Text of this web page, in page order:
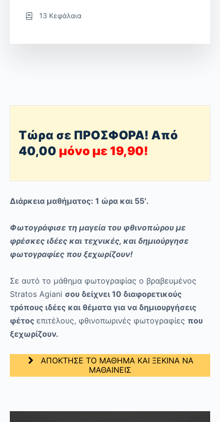
Τώρα σε ΠΡΟΣΦΟΡΑ! Από
40,00 μόνο με 19,90!
Διάρκεια μαθήματος: 1 ώρα και 55′.
Φωτογράφισε τη μαγεία του φθινοπώρου με
φρέσκες ιδέες και τεχνικές, και δημιούργησε
φωτογραφίες που ξεχωρίζουν!
Σε αυτό το μάθημα φωτογραφίας ο βραβευμένος
Stratos Agiani σου δείχνει 10 διαφορετικούς
τρόπους ιδέες και θέματα για να δημιουργήσεις
φέτος επιτέλους, φθινοπωρινές φωτογραφίες που
ξεχωρίζουν.
ΑΠΟΚΤΗΣΕ ΤΟ ΜΑΘΗΜΑ ΚΑΙ ΞΕΚΙΝΑ ΝΑ
ΜΑΘΑΙΝΕΙΣ
13 Κεφάλαια